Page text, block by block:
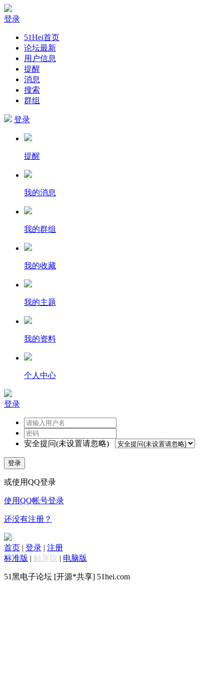
登录
51Hei首页
论坛最新
用户信息
提醒
消息
搜索
群组
登录
提醒
我的消息
我的群组
我的收藏
我的主题
我的资料
个人中心
登录
安全提问(未设置请忽略)
登录
或使用QQ登录
使用QQ帐号登录
还没有注册？
首页 | 登录 | 注册
标准版 | 触屏版 | 电脑版
51黑电子论坛 [开源*共享] 51hei.com